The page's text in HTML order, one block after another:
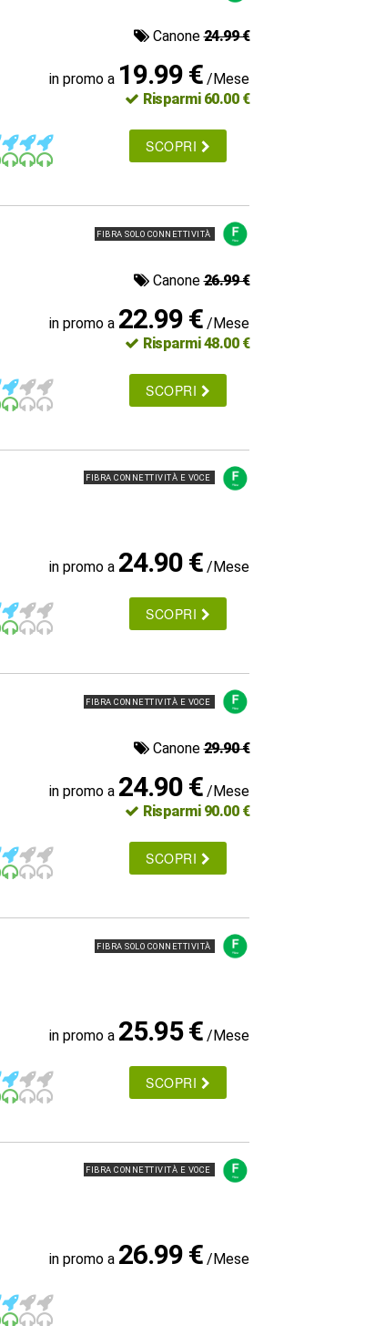
Canone24.99 €
in promo a 19.99 € /Mese
Risparmi 60.00 €
SCOPRI
FIBRA SOLO CONNETTIVITÀ
Canone26.99 €
in promo a 22.99 € /Mese
Risparmi 48.00 €
SCOPRI
FIBRA CONNETTIVITÀ E VOCE
in promo a 24.90 € /Mese
SCOPRI
FIBRA CONNETTIVITÀ E VOCE
Canone29.90 €
in promo a 24.90 € /Mese
Risparmi 90.00 €
SCOPRI
FIBRA SOLO CONNETTIVITÀ
in promo a 25.95 € /Mese
SCOPRI
FIBRA CONNETTIVITÀ E VOCE
in promo a 26.99 € /Mese